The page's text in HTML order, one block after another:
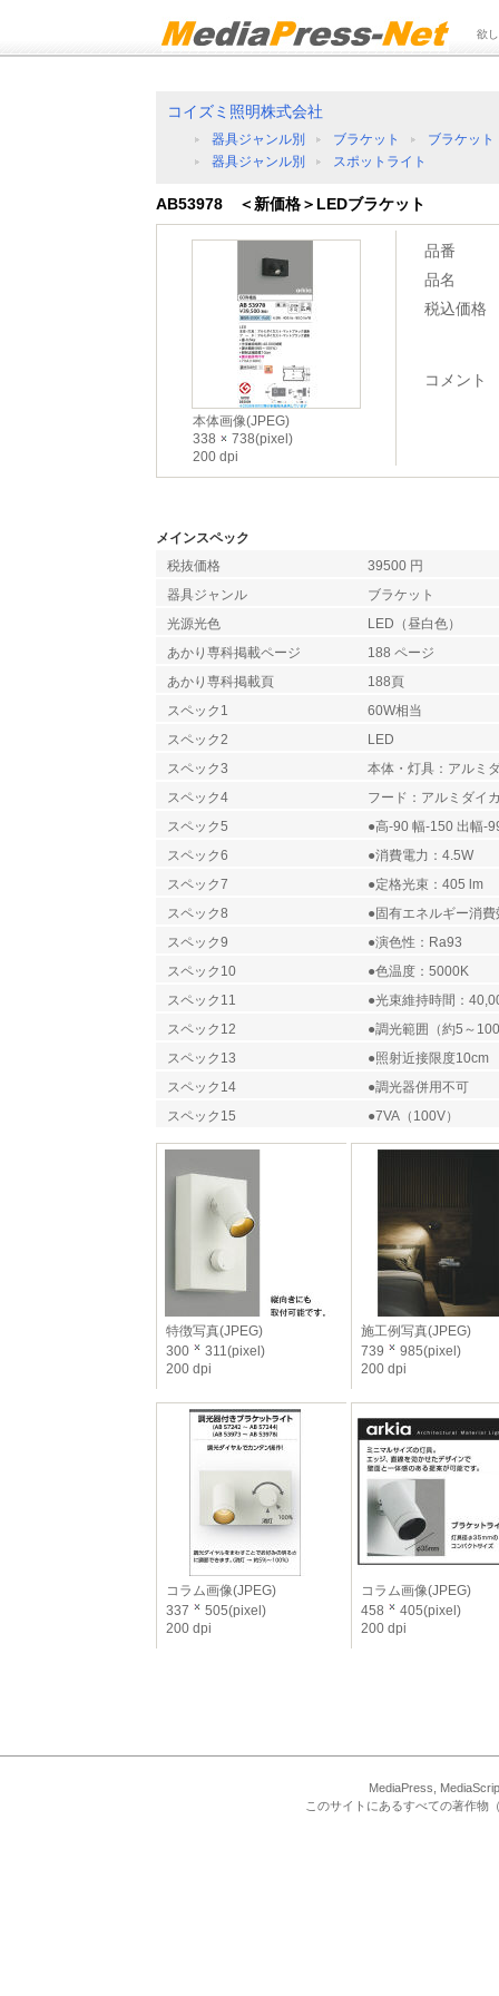
欲
コイズミ照明株式会社
器具ジャンル別 ブラケット
ブラケット
器具ジャンル別
スポットライト
AB53978 ＜新価格＞LEDブラケット
本体画像(JPEG)
338
738(pixel)
200 dpi
品番
品名
税込価格
コメント
メインスペック
税抜価格
39500 円
器具ジャンル
ブラケット
光源光色
LED（昼白色）
あかり専科掲載ページ
188 ページ
あかり専科掲載頁
188頁
スペック1
60W相当
スペック2
LED
スペック3
本体・灯具：アルミ
スペック4
フード：アルミダイ
スペック5
●高-90 幅-150 出幅-
スペック6
●消費電力：4.5W
スペック7
●定格光束：405 lm
スペック8
●固有エネルギー消
スペック9
●演色性：Ra93
スペック10
●色温度：5000K
スペック11
●光束維持時間：
スペック12
●調光範囲（約5～
スペック13
●照射近接限度10cm
スペック14
●調光器併用不可
スペック15
●7VA（100V）
特徴写真(JPEG)
300
311(pixel)
200 dpi
施工例写真(JPEG)
739
985(pixel)
200 dpi
コラム画像(JPEG)
337
505(pixel)
200 dpi
コラム画像(JPEG)
458
405(pixel)
200 dpi
MediaPress,
このサイトにあるすべての著作物